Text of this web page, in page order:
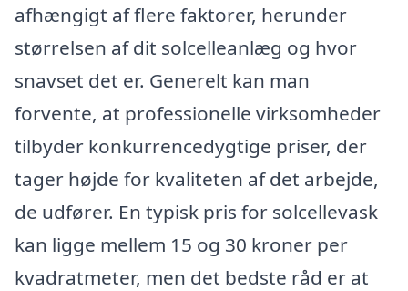
afhængigt af flere faktorer, herunder
størrelsen af dit solcelleanlæg og hvor
snavset det er. Generelt kan man
forvente, at professionelle virksomheder
tilbyder konkurrencedygtige priser, der
tager højde for kvaliteten af det arbejde,
de udfører. En typisk pris for solcellevask
kan ligge mellem 15 og 30 kroner per
kvadratmeter, men det bedste råd er at